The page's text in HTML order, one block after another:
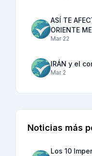
ASÍ TE
ORIENTE
Mar 22
IRÁN y el
Mar 2
Noticias más
Los 10